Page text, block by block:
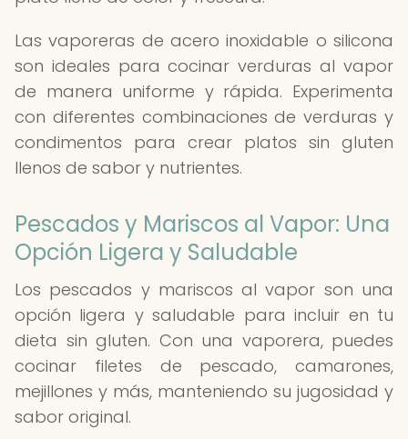
Las vaporeras de acero inoxidable o silicona
son ideales para cocinar verduras al vapor
de manera uniforme y rápida. Experimenta
con diferentes combinaciones de verduras y
condimentos para crear platos sin gluten
llenos de sabor y nutrientes.
Pescados y Mariscos al Vapor: Una
Opción Ligera y Saludable
Los pescados y mariscos al vapor son una
opción ligera y saludable para incluir en tu
dieta sin gluten. Con una vaporera, puedes
cocinar filetes de pescado, camarones,
mejillones y más, manteniendo su jugosidad y
sabor original.